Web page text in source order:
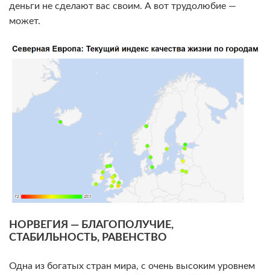
деньги не сделают вас своим. А вот трудолюбие —
может.
НОРВЕГИЯ — БЛАГОПОЛУЧИЕ,
СТАБИЛЬНОСТЬ, РАВЕНСТВО
Одна из богатых стран мира, с очень высоким уровнем